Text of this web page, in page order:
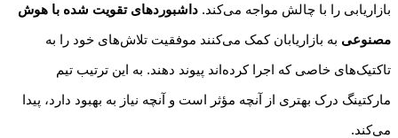
بازاریابی را با چالش مواجه می‌کند. داشبوردهای تقویت شده با هوش
مصنوعی به بازاریابان کمک می‌کنند موفقیت تلاش‌های خود را به
تاکتیک‌های خاصی که اجرا کرده‌اند پیوند دهند. به این ترتیب تیم
مارکتینگ درک بهتری از آنچه مؤثر است و آنچه نیاز به بهبود دارد، پیدا
می‌کند.